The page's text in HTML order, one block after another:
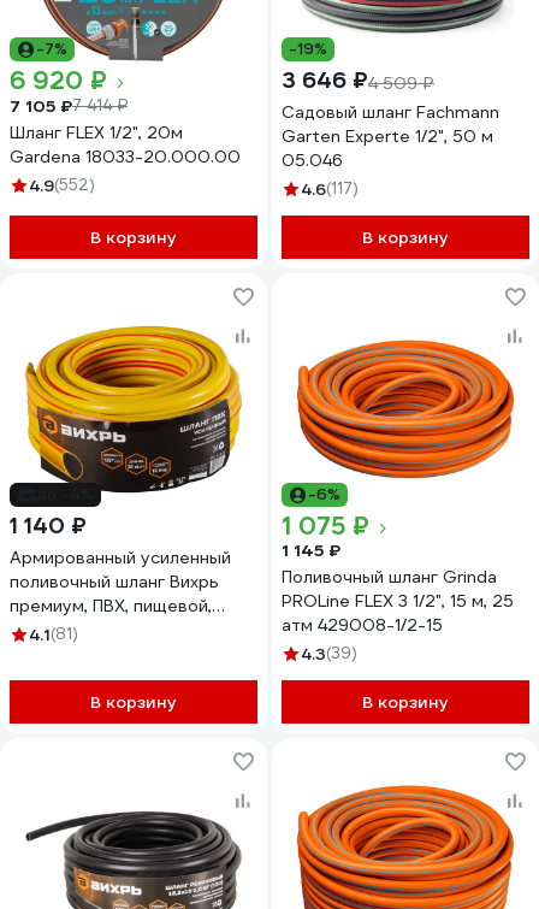
-7%
6 920 ₽
7 105 ₽7 414 ₽
Шланг FLEX 1/2", 20м
Gardena 18033-20.000.00
4.9(552)
В корзину
-19%
3 646 ₽4 509 ₽
Садовый шланг Fachmann
Garten Experte 1/2", 50 м
05.046
4.6(117)
В корзину
1 140 ₽
Армированный усиленный
поливочный шланг Вихрь
премиум, ПВХ, пищевой,
трехслойный, 1/2", 25 м,
4.1(81)
В корзину
-6%
1 075 ₽
1 145 ₽
Поливочный шланг Grinda
PROLine FLEX 3 1/2", 15 м, 25
атм 429008-1/2-15
4.3(39)
В корзину